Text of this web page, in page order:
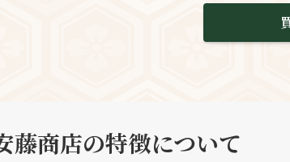
藤商店の特徴について